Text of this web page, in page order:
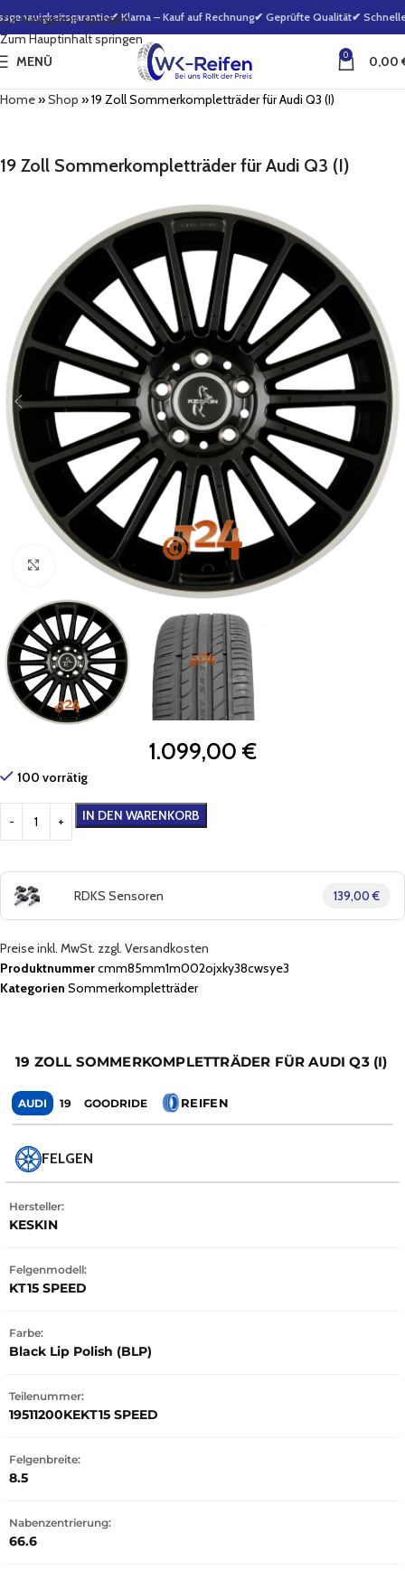
Zur Navigation springen
Zum Hauptinhalt springen
✔ Klarna – Kauf auf Rechnung✔ Geprüfte Qualität✔ Schnelle
MENÜ 0 0,00
Home»Shop »19 Zoll Sommerkompletträder für Audi Q3 (I)
19 Zoll Sommerkompletträder für Audi Q3 (I)
Zum Vergrößern klicken
1.099,00 €
100 vorrätig
IN DEN WARENKORB
RDKS Sensoren 139,00 €
Preise inkl. MwSt. zzgl. Versandkosten
Produktnummercmm85mm1m002ojxky38cwsye3
Kategorien Sommerkompletträder
19 ZOLL SOMMERKOMPLETTRÄDER FÜR AUDI Q3 (I)
AUDI 19 GOODRIDE REIFEN
FELGEN
Hersteller:
KESKIN
Felgenmodell:
KT15 SPEED
Farbe:
Black Lip Polish (BLP)
Teilenummer:
19511200KEKT15 SPEED
Felgenbreite:
8.5
Nabenzentrierung:
66.6